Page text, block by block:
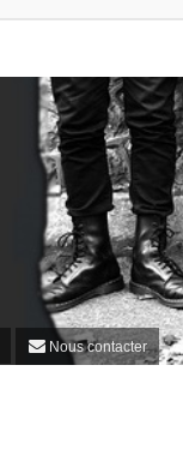
Nous contacter